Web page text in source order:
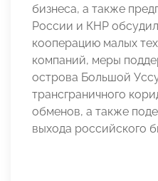
бизнеса, а также
России и КНР
кооперацию малых
компаний, меры
острова Большой
трансграничного
обменов, а также
выхода российского